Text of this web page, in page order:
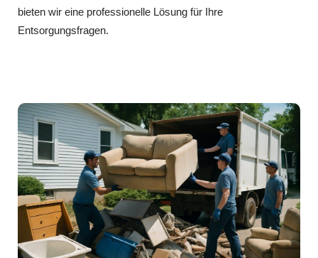
bieten wir eine professionelle Lösung für Ihre
Entsorgungsfragen.